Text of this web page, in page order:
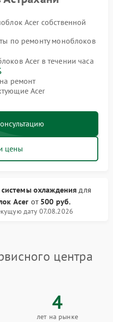
Acer собственной
по ремонту моноблоков
Acer в течении часа
ремонт
Acer
цены
системы охлаждения для
Acer от 500 руб.
дату 07.08.2026
центра
4
лет на рынке